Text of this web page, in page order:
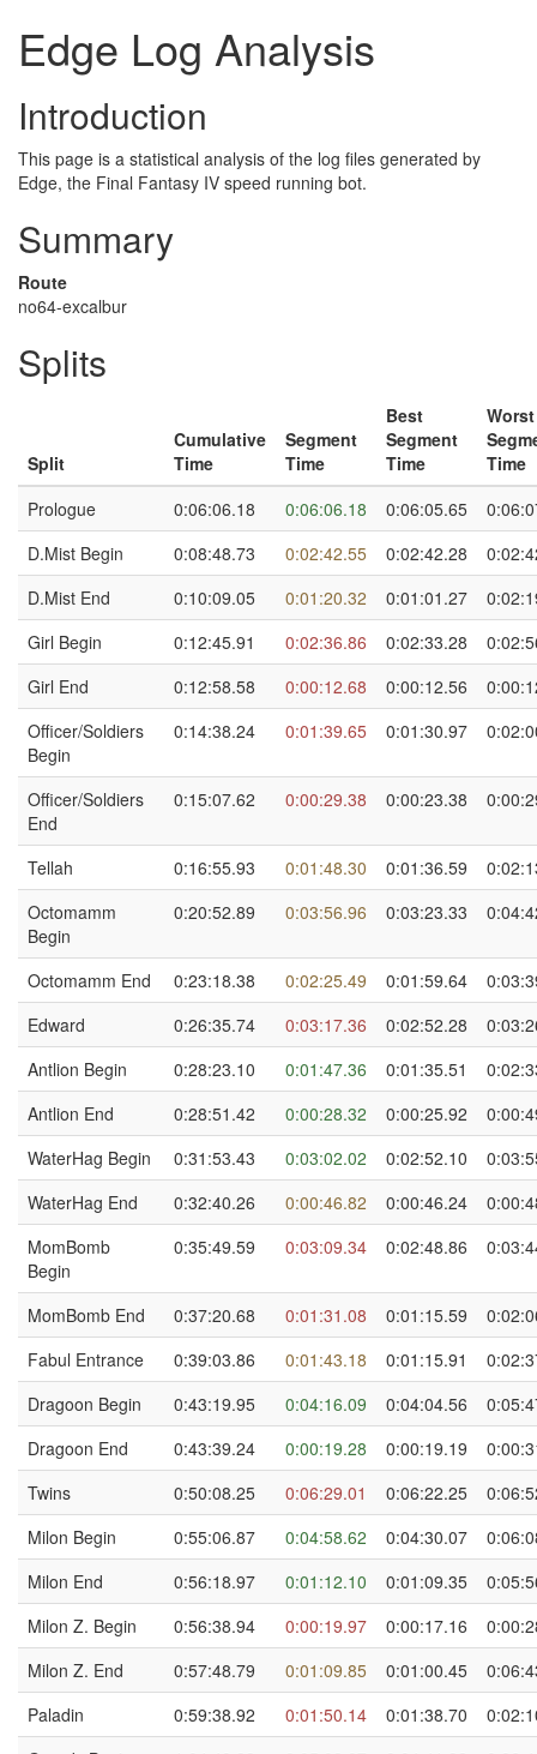
Edge Log Analysis
Introduction
This page is a statistical analysis of the log files generated by
Edge, the Final Fantasy IV speed running bot.
Summary
Route
no64-excalbur
Splits
Split
Cumulative
Time
Segment
Time
Best
Segment
Time
Worst
Time
Prologue
0:06:06.18 0:06:06.18 0:06:05.65
D.Mist Begin
0:08:48.73 0:02:42.55 0:02:42.28
D.Mist End
0:10:09.05 0:01:20.32 0:01:01.27
Girl Begin
0:12:45.91 0:02:36.86 0:02:33.28
Girl End
0:12:58.58 0:00:12.68 0:00:12.56
Officer/Soldiers
Begin
0:14:38.24 0:01:39.65 0:01:30.97
Officer/Soldiers
End
0:15:07.62 0:00:29.38 0:00:23.38
Tellah 0:16:55.93 0:01:48.30 0:01:36.59
Octomamm
Begin
0:20:52.89 0:03:56.96 0:03:23.33
Octomamm End 0:23:18.38 0:02:25.49 0:01:59.64
Edward
0:26:35.74 0:03:17.36 0:02:52.28
Antlion Begin
0:28:23.10 0:01:47.36 0:01:35.51
Antlion End
0:28:51.42 0:00:28.32 0:00:25.92
WaterHag Begin
0:31:53.43 0:03:02.02 0:02:52.10
WaterHag End
0:32:40.26 0:00:46.82 0:00:46.24
MomBomb
Begin
0:35:49.59 0:03:09.34 0:02:48.86
MomBomb End 0:37:20.68 0:01:31.08 0:01:15.59
Fabul Entrance
0:39:03.86 0:01:43.18 0:01:15.91
Dragoon Begin
0:43:19.95 0:04:16.09 0:04:04.56
Dragoon End
0:43:39.24 0:00:19.28 0:00:19.19
Twins
0:50:08.25 0:06:29.01 0:06:22.25
Milon Begin
0:55:06.87 0:04:58.62 0:04:30.07
Milon End
0:56:18.97 0:01:12.10 0:01:09.35
Milon Z. Begin
0:56:38.94 0:00:19.97 0:00:17.16
Milon Z. End
0:57:48.79 0:01:09.85 0:01:00.45
Paladin
0:59:38.92 0:01:50.14 0:01:38.70